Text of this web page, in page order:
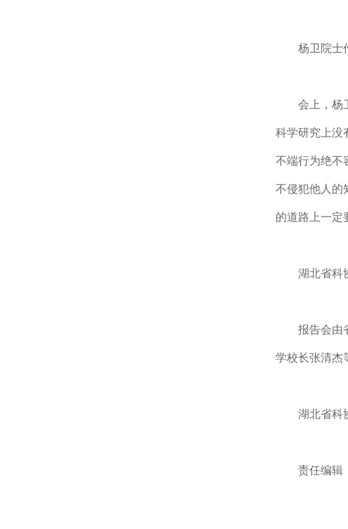
杨卫院士
会上，杨
科学研究上没
不端行为绝不
不侵犯他人的
的道路上一定
湖北省科
报告会由
学校长张清杰
湖北省科
责任编辑